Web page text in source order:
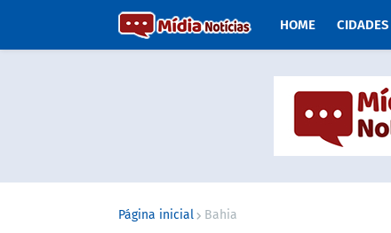
HOME CIDADES
Página inicial Bahia